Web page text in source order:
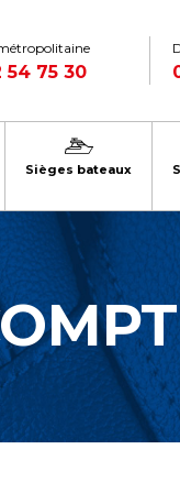
54 75 30
Sièges bateaux